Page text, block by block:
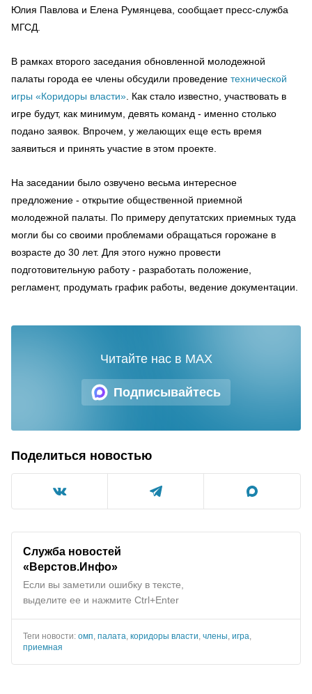
Юлия Павлова и Елена Румянцева, сообщает пресс-служба
МГСД.
В рамках второго заседания обновленной молодежной
палаты города ее члены обсудили проведение технической
игры «Коридоры власти» . Как стало известно, участвовать в
игре будут, как минимум, девять команд - именно столько
подано заявок. Впрочем, у желающих еще есть время
заявиться и принять участие в этом проекте.
На заседании было озвучено весьма интересное
предложение - открытие общественной приемной
молодежной палаты. По примеру депутатских приемных туда
могли бы со своими проблемами обращаться горожане в
возрасте до 30 лет. Для этого нужно провести
подготовительную работу - разработать положение,
регламент, продумать график работы, ведение документации.
Подписывайтесь
Читайте нас в MAX
Поделиться новостью
Служба новостей
«Верстов.Инфо»
Если вы заметили ошибку в тексте,
выделите ее и нажмите Ctrl+Enter
Теги новости: омп, палата, коридоры власти, члены, игра,
приемная